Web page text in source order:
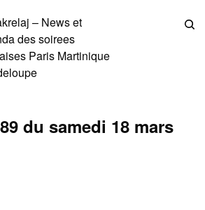
du samedi 18 mars